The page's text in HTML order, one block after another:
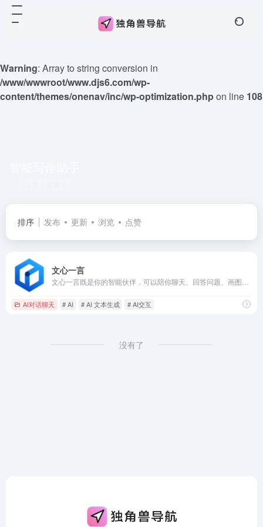
Warning: Array to string conversion in
/www/wwwroot/www.djs6.com/wp-
content/themes/onenav/inc/wp-optimization.phpon line 108
排序 发布 更新 浏览 点赞
文心一言
AI对话聊天 # AI # AI 文本生成 # AI交互
没有了